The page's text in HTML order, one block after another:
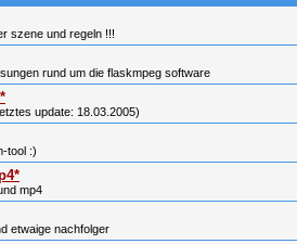
szene und regeln !!!
rund um die flaskmpeg software
update: 18.03.2005)
tool :)
mp4
etwaige nachfolger